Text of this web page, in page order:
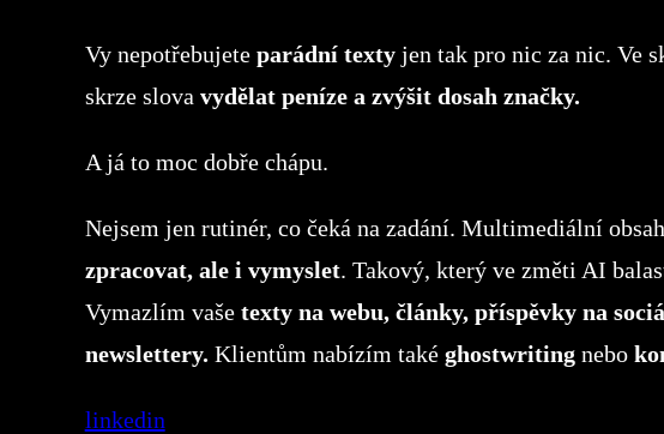
Vy nepotřebujete parádní textyjen tak pro nic za nic. Ve
skrze slova vydělat peníze a zvýšit dosah značky.
A já to moc dobře chápu.
Nejsem jen rutinér, co čeká na zadání. Multimediální
zpracovat, ale i vymyslet. Takový, který ve změti AI
Vymazlím vaše texty na webu, články, příspěvky na
newslettery. Klientům nabízím také ghostwriting nebo
linkedin